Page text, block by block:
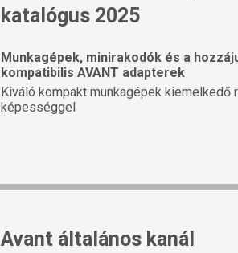
katalógus 2025
Munkagépek, minirakodók és a
kompatibilis AVANT adapterek
Kiváló kompakt munkagépek kiemelkedő
képességgel
Avant általános kanál